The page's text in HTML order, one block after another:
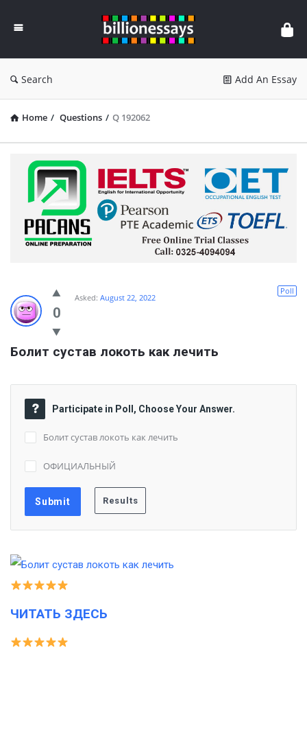
Essays
Search Add An Essay
Home / Questions / Q 192062
0
Poll
Asked: August 22, 2022
Болит сустав локоть как лечить
Participate in Poll, Choose Your Answer.
Болит сустав локоть как лечить
ОФИЦИАЛЬНЫЙ
ЧИТАТЬ ЗДЕСЬ